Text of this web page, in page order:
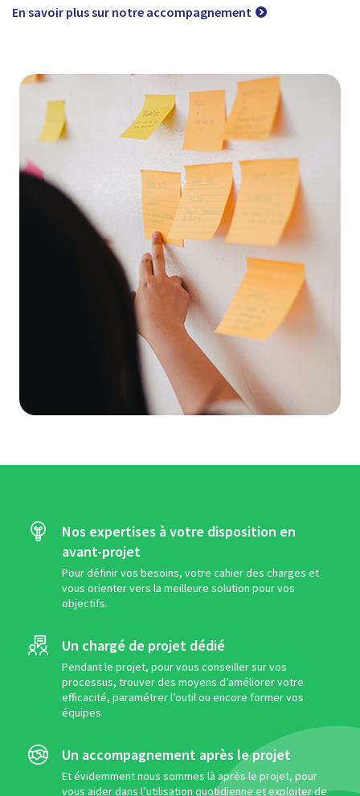
En savoir plus sur notre accompagnement
Nos expertises à votre disposition en
avant-projet
Pour définir vos besoins, votre cahier des charges et
vous orienter vers la meilleure solution pour vos
objectifs.
Un chargé de projet dédié
Pendant le projet, pour vous conseiller sur vos
processus, trouver des moyens d’améliorer votre
efficacité, paramétrer l’outil ou encore former vos
équipes
Un accompagnement après le projet
Et évidemment nous sommes là après le projet, pour
vous aider dans l’utilisation quotidienne et exploiter de